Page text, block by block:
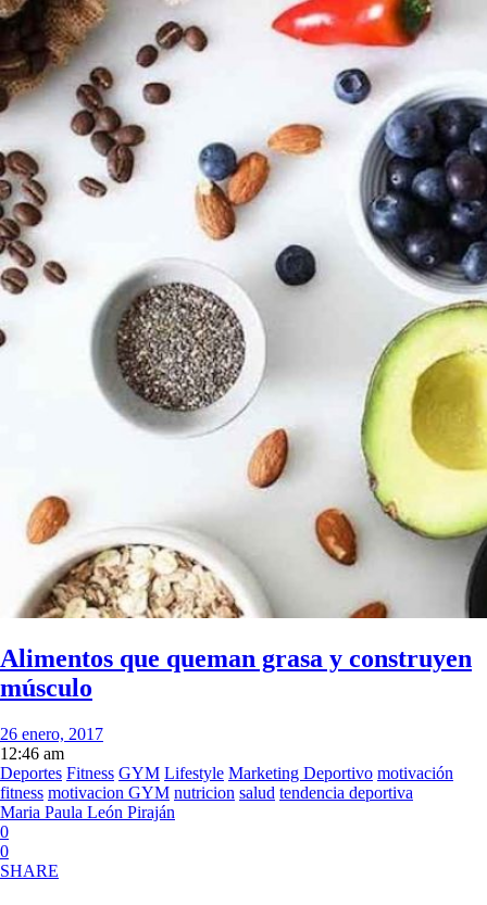
Alimentos que queman grasa y construyen
músculo
26 enero, 2017
12:46 am
Deportes Fitness GYM Lifestyle Marketing Deportivo motivación
fitness motivacion GYM nutricion salud tendencia deportiva
Maria Paula León Piraján
0
0
SHARE